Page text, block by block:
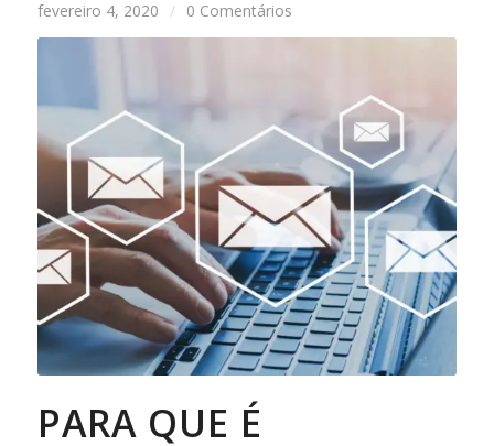
fevereiro 4, 2020 / 0 Comentários
PARA QUE É